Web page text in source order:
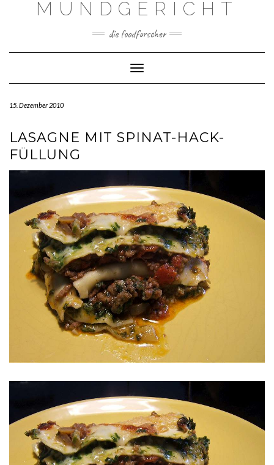
MUNDGERICHT
die foodforscher
Toggle Navigation
15. Dezember 2010
LASAGNE MIT SPINAT-HACK-
FÜLLUNG